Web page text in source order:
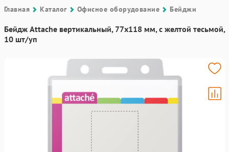
Главная Каталог Офисное оборудование Бейджи
Бейдж Attache вертикальный, 77х118 мм, с желтой тесьмой,
10 шт/уп